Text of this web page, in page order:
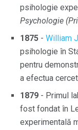
psihologie
Psychologie
1875 - William
psihologie în
pentru
a efectua
1879 - Primul
fost fondat în
experimentală